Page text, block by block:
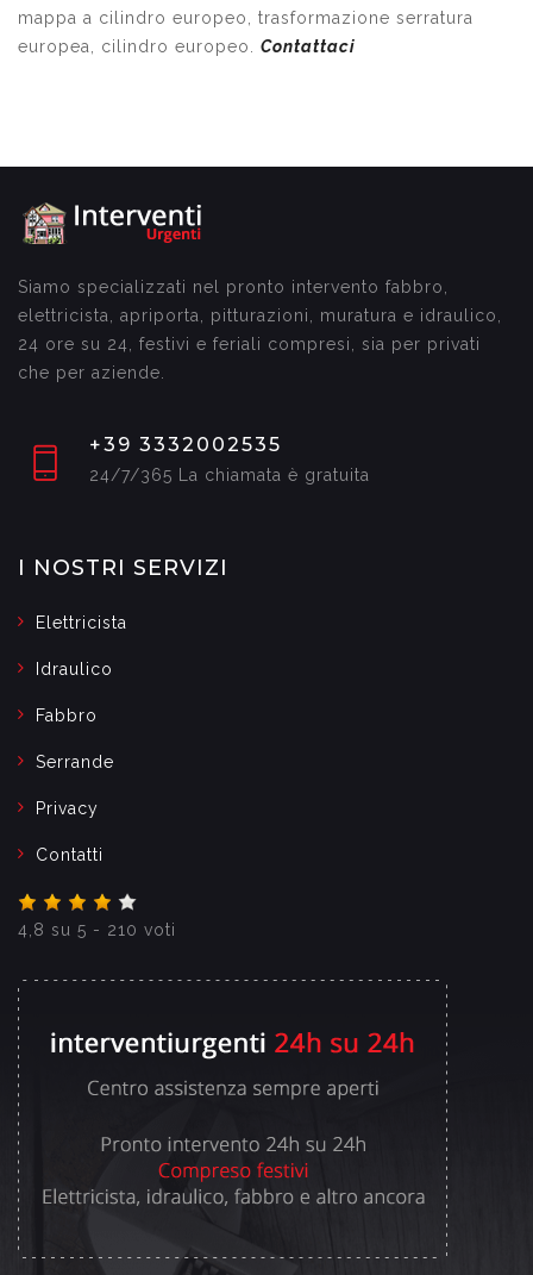
mappa a cilindro europeo, trasformazione serratura
europea, cilindro europeo. Contattaci
Siamo specializzati nel pronto intervento fabbro,
elettricista, apriporta, pitturazioni, muratura e idraulico,
24 ore su 24, festivi e feriali compresi, sia per privati
che per aziende.
+39 3332002535
24/7/365 La chiamata è gratuita
I NOSTRI SERVIZI
Elettricista
Idraulico
Fabbro
Serrande
Privacy
Contatti
4,8 su 5 - 210 voti